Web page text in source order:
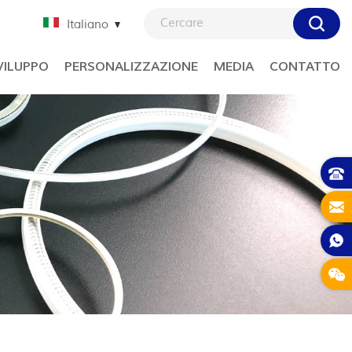
Italiano
PERSONALIZZAZIONE MEDIA CONTATTO